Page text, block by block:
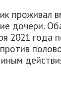
проживал
дочери.
2021 года